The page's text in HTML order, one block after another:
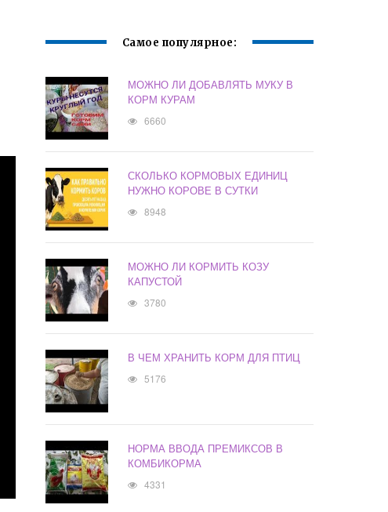
Самое популярное:
МОЖНО ЛИ ДОБАВЛЯТЬ МУКУ В
КОРМ КУРАМ
6660
СКОЛЬКО КОРМОВЫХ ЕДИНИЦ
НУЖНО КОРОВЕ В СУТКИ
8948
МОЖНО ЛИ КОРМИТЬ КОЗУ
КАПУСТОЙ
3780
В ЧЕМ ХРАНИТЬ КОРМ ДЛЯ ПТИЦ
5176
НОРМА ВВОДА ПРЕМИКСОВ В
КОМБИКОРМА
4331